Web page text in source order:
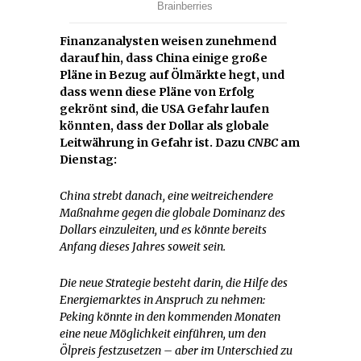
Finanzanalysten weisen zunehmend
darauf hin, dass China einige große
Pläne in Bezug auf Ölmärkte hegt, und
dass wenn diese Pläne von Erfolg
gekrönt sind, die USA Gefahr laufen
könnten, dass der Dollar als globale
Leitwährung in Gefahr ist. DazuCNBCam
Dienstag:
China strebt danach, eine weitreichendere
Maßnahme gegen die globale Dominanz des
Dollars einzuleiten, und es könnte bereits
Anfang dieses Jahres soweit sein.
Die neue Strategie besteht darin, die Hilfe des
Energiemarktes in Anspruch zu nehmen:
Peking könnte in den kommenden Monaten
eine neue Möglichkeit einführen, um den
Ölpreis festzusetzen – aber im Unterschied zu